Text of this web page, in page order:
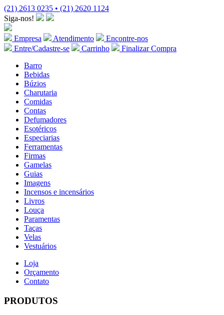
(21) 2613 0235 • (21) 2620 1124
Siga-nos!
Empresa Atendimento
Encontre-nos
Entre/Cadastre-se
Carrinho
Finalizar Compra
Barro
Bebidas
Búzios
Charutaria
Comidas
Contas
Defumadores
Esotéricos
Especiarias
Ferramentas
Firmas
Gamelas
Guias
Imagens
Incensos e incensários
Livros
Louça
Paramentas
Taças
Velas
Vestuários
Loja
Orçamento
Contato
PRODUTOS